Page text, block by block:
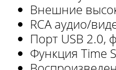
Внешние
RCA аудио/
Порт USB 2.0,
Функция Time